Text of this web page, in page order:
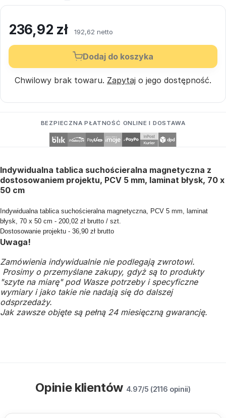
236,92 zł 192,62 netto
Dodaj do koszyka
Chwilowy brak towaru. Zapytaj o jego dostępność.
BEZPIECZNA PŁATNOŚĆ ONLINE I DOSTAWA
Indywidualna tablica suchościeralna magnetyczna z
dostosowaniem projektu, PCV 5 mm, laminat błysk, 70 x
50 cm
Indywidualna tablica suchościeralna magnetyczna, PCV 5 mm, laminat
błysk, 70 x 50 cm - 200,02 zł brutto / szt.
Dostosowanie projektu - 36,90 zł brutto
Uwaga!
Zamówienia indywidualnie nie podlegają zwrotowi.
Prosimy o przemyślane zakupy, gdyż są to produkty
"szyte na miarę" pod Wasze potrzeby i specyficzne
wymiary i jako takie nie nadają się do dalszej
odsprzedaży.
Jak zawsze objęte są pełną 24 miesięczną gwarancję.
Opinie klientów 4.97/5 (2116 opinii)